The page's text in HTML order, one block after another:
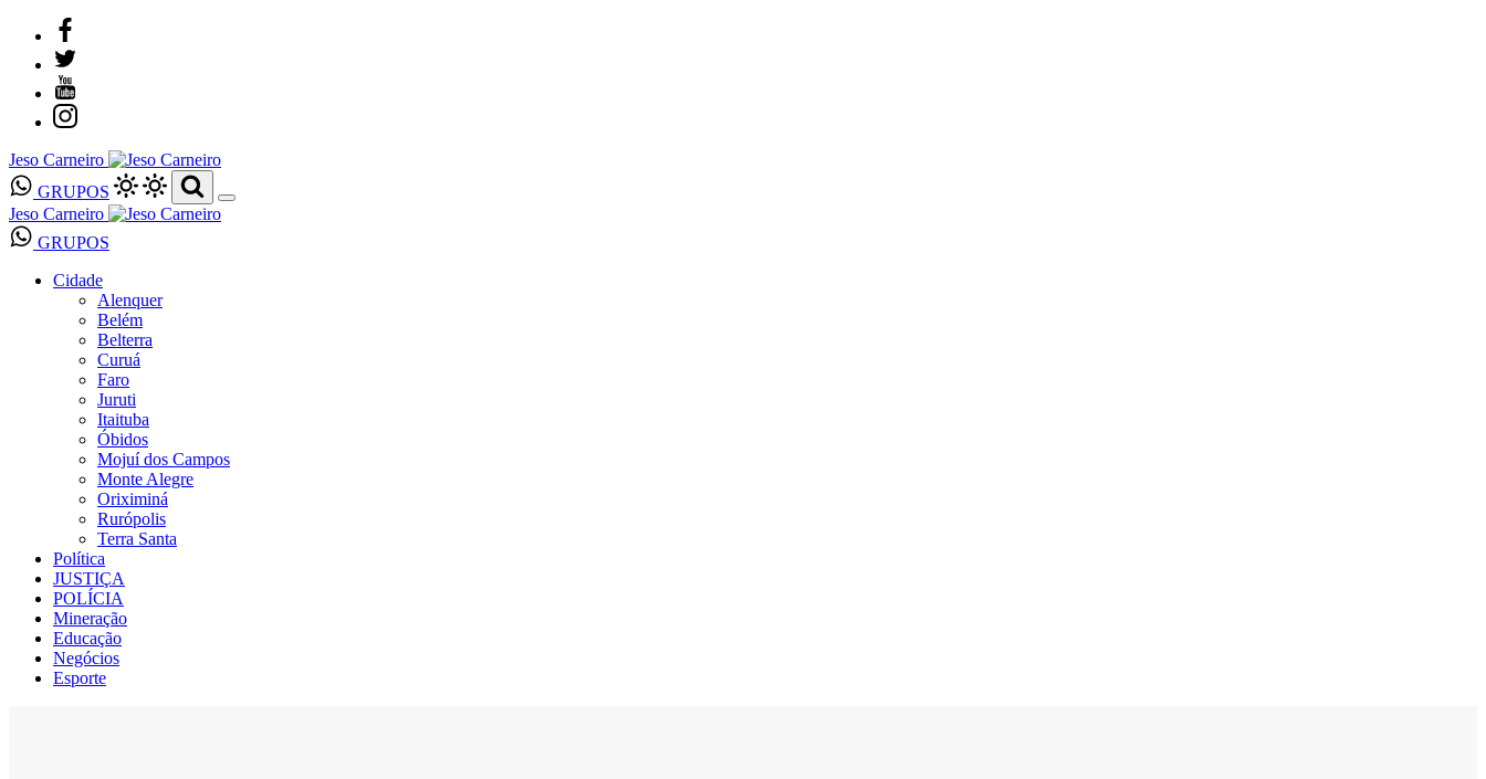
Jeso Carneiro
GRUPOS
Jeso Carneiro
GRUPOS
Cidade
Alenquer
Belém
Belterra
Curuá
Faro
Juruti
Itaituba
Óbidos
Mojuí dos Campos
Monte Alegre
Oriximiná
Rurópolis
Terra Santa
Política
JUSTIÇA
POLÍCIA
Mineração
Educação
Negócios
Esporte